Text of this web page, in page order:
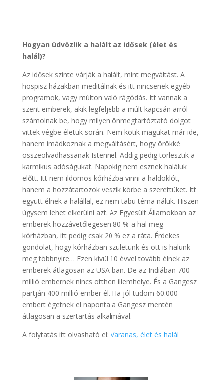
Hogyan üdvözlik a halált az idősek (élet és
halál)?
Az idősek szinte várják a halált, mint megváltást. A
hospisz házakban meditálnak és itt nincsenek egyéb
programok, vagy múlton való rágódás. Itt vannak a
szent emberek, akik legfeljebb a múlt kapcsán arról
számolnak be, hogy milyen önmegtartóztató dolgot
vittek végbe életük során. Nem kötik magukat már ide,
hanem imádkoznak a megváltásért, hogy örökké
összeolvadhassanak Istennel. Addig pedig törlesztik a
karmikus adóságukat. Napokig nem esznek haláluk
előtt. Itt nem ildomos kórházba vinni a haldoklót,
hanem a hozzátartozok veszik körbe a szerettüket. Itt
együtt élnek a halállal, ez nem tabu téma náluk. Hiszen
úgysem lehet elkerülni azt. Az Egyesült Államokban az
emberek hozzávetőlegesen 80 %-a hal meg
kórházban, itt pedig csak 20 % ez a ráta. Érdekes
gondolat, hogy kórházban születünk és ott is halunk
meg többnyire… Ezen kívül 10 évvel tovább élnek az
emberek átlagosan az USA-ban. De az Indiában 700
millió embernek nincs otthon illemhelye. És a Gangesz
partján 400 millió ember él. Ha jól tudom 60.000
embert égetnek el naponta a Gangesz mentén
átlagosan a szertartás alkalmával.
A folytatás itt olvasható el: Varanas, élet és halál